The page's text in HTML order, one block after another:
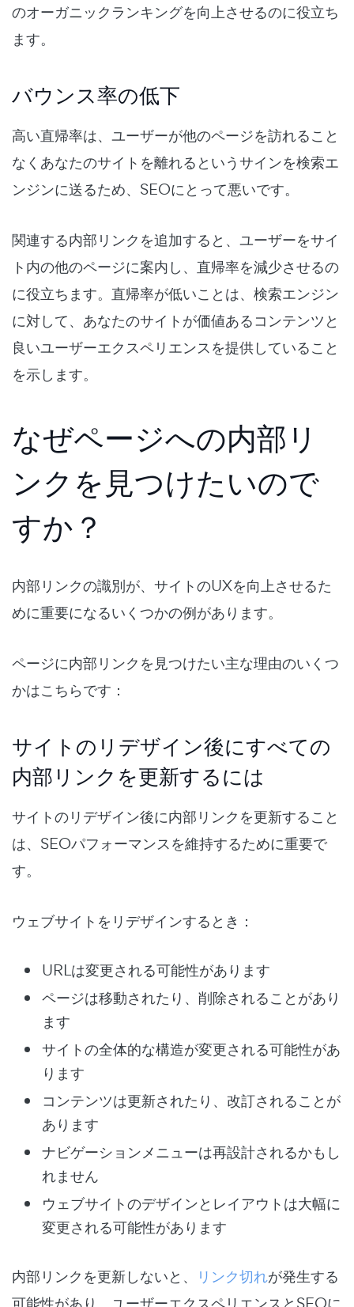
のオーガニックランキングを向上させるのに役立ち
ます。
バウンス率の低下
高い直帰率は、ユーザーが他のページを訪れること
なくあなたのサイトを離れるというサインを検索エ
ンジンに送るため、SEOにとって悪いです。
関連する内部リンクを追加すると、ユーザーをサイ
ト内の他のページに案内し、直帰率を減少させるの
に役立ちます。直帰率が低いことは、検索エンジン
に対して、あなたのサイトが価値あるコンテンツと
良いユーザーエクスペリエンスを提供していること
を示します。
なぜページへの内部リ
ンクを見つけたいので
すか？
内部リンクの識別が、サイトのUXを向上させるた
めに重要になるいくつかの例があります。
ページに内部リンクを見つけたい主な理由のいくつ
かはこちらです：
サイトのリデザイン後にすべての
内部リンクを更新するには
サイトのリデザイン後に内部リンクを更新すること
は、SEOパフォーマンスを維持するために重要で
す。
ウェブサイトをリデザインするとき：
URLは変更される可能性があります
ページは移動されたり、削除されることがあり
ます
サイトの全体的な構造が変更される可能性があ
ります
コンテンツは更新されたり、改訂されることが
あります
ナビゲーションメニューは再設計されるかもし
れません
ウェブサイトのデザインとレイアウトは大幅に
変更される可能性があります
内部リンクを更新しないと、 リンク切れが発生する